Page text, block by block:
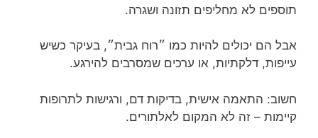
תוספים לא מחליפים תזונה ושגרה.
אבל הם יכולים להיות כמו ״רוח גבית״, בעיקר כשיש
עייפות, דלקתיות, או ערכים שמסרבים להירגע.
חשוב: התאמה אישית, בדיקות דם, ורגישות לתרופות
קיימות – זה לא המקום לאלתורים.